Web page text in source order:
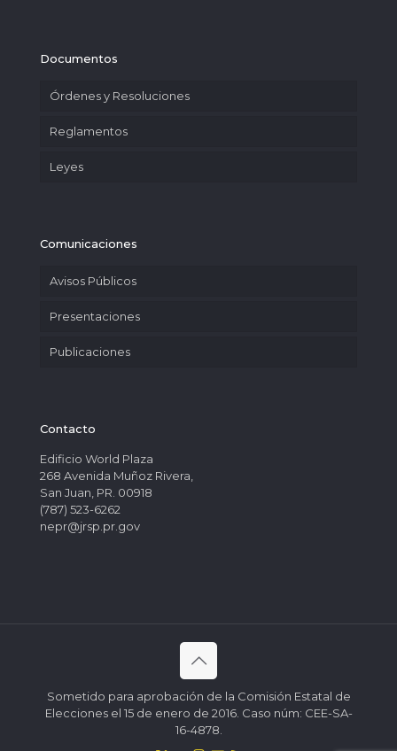
Documentos
Órdenes y Resoluciones
Reglamentos
Leyes
Comunicaciones
Avisos Públicos
Presentaciones
Publicaciones
Contacto
Edificio World Plaza
268 Avenida Muñoz Rivera,
San Juan, PR. 00918
(787) 523-6262
nepr@jrsp.pr.gov
Sometido para aprobación de la Comisión Estatal de
Elecciones el 15 de enero de 2016. Caso núm: CEE-SA-
16-4878.